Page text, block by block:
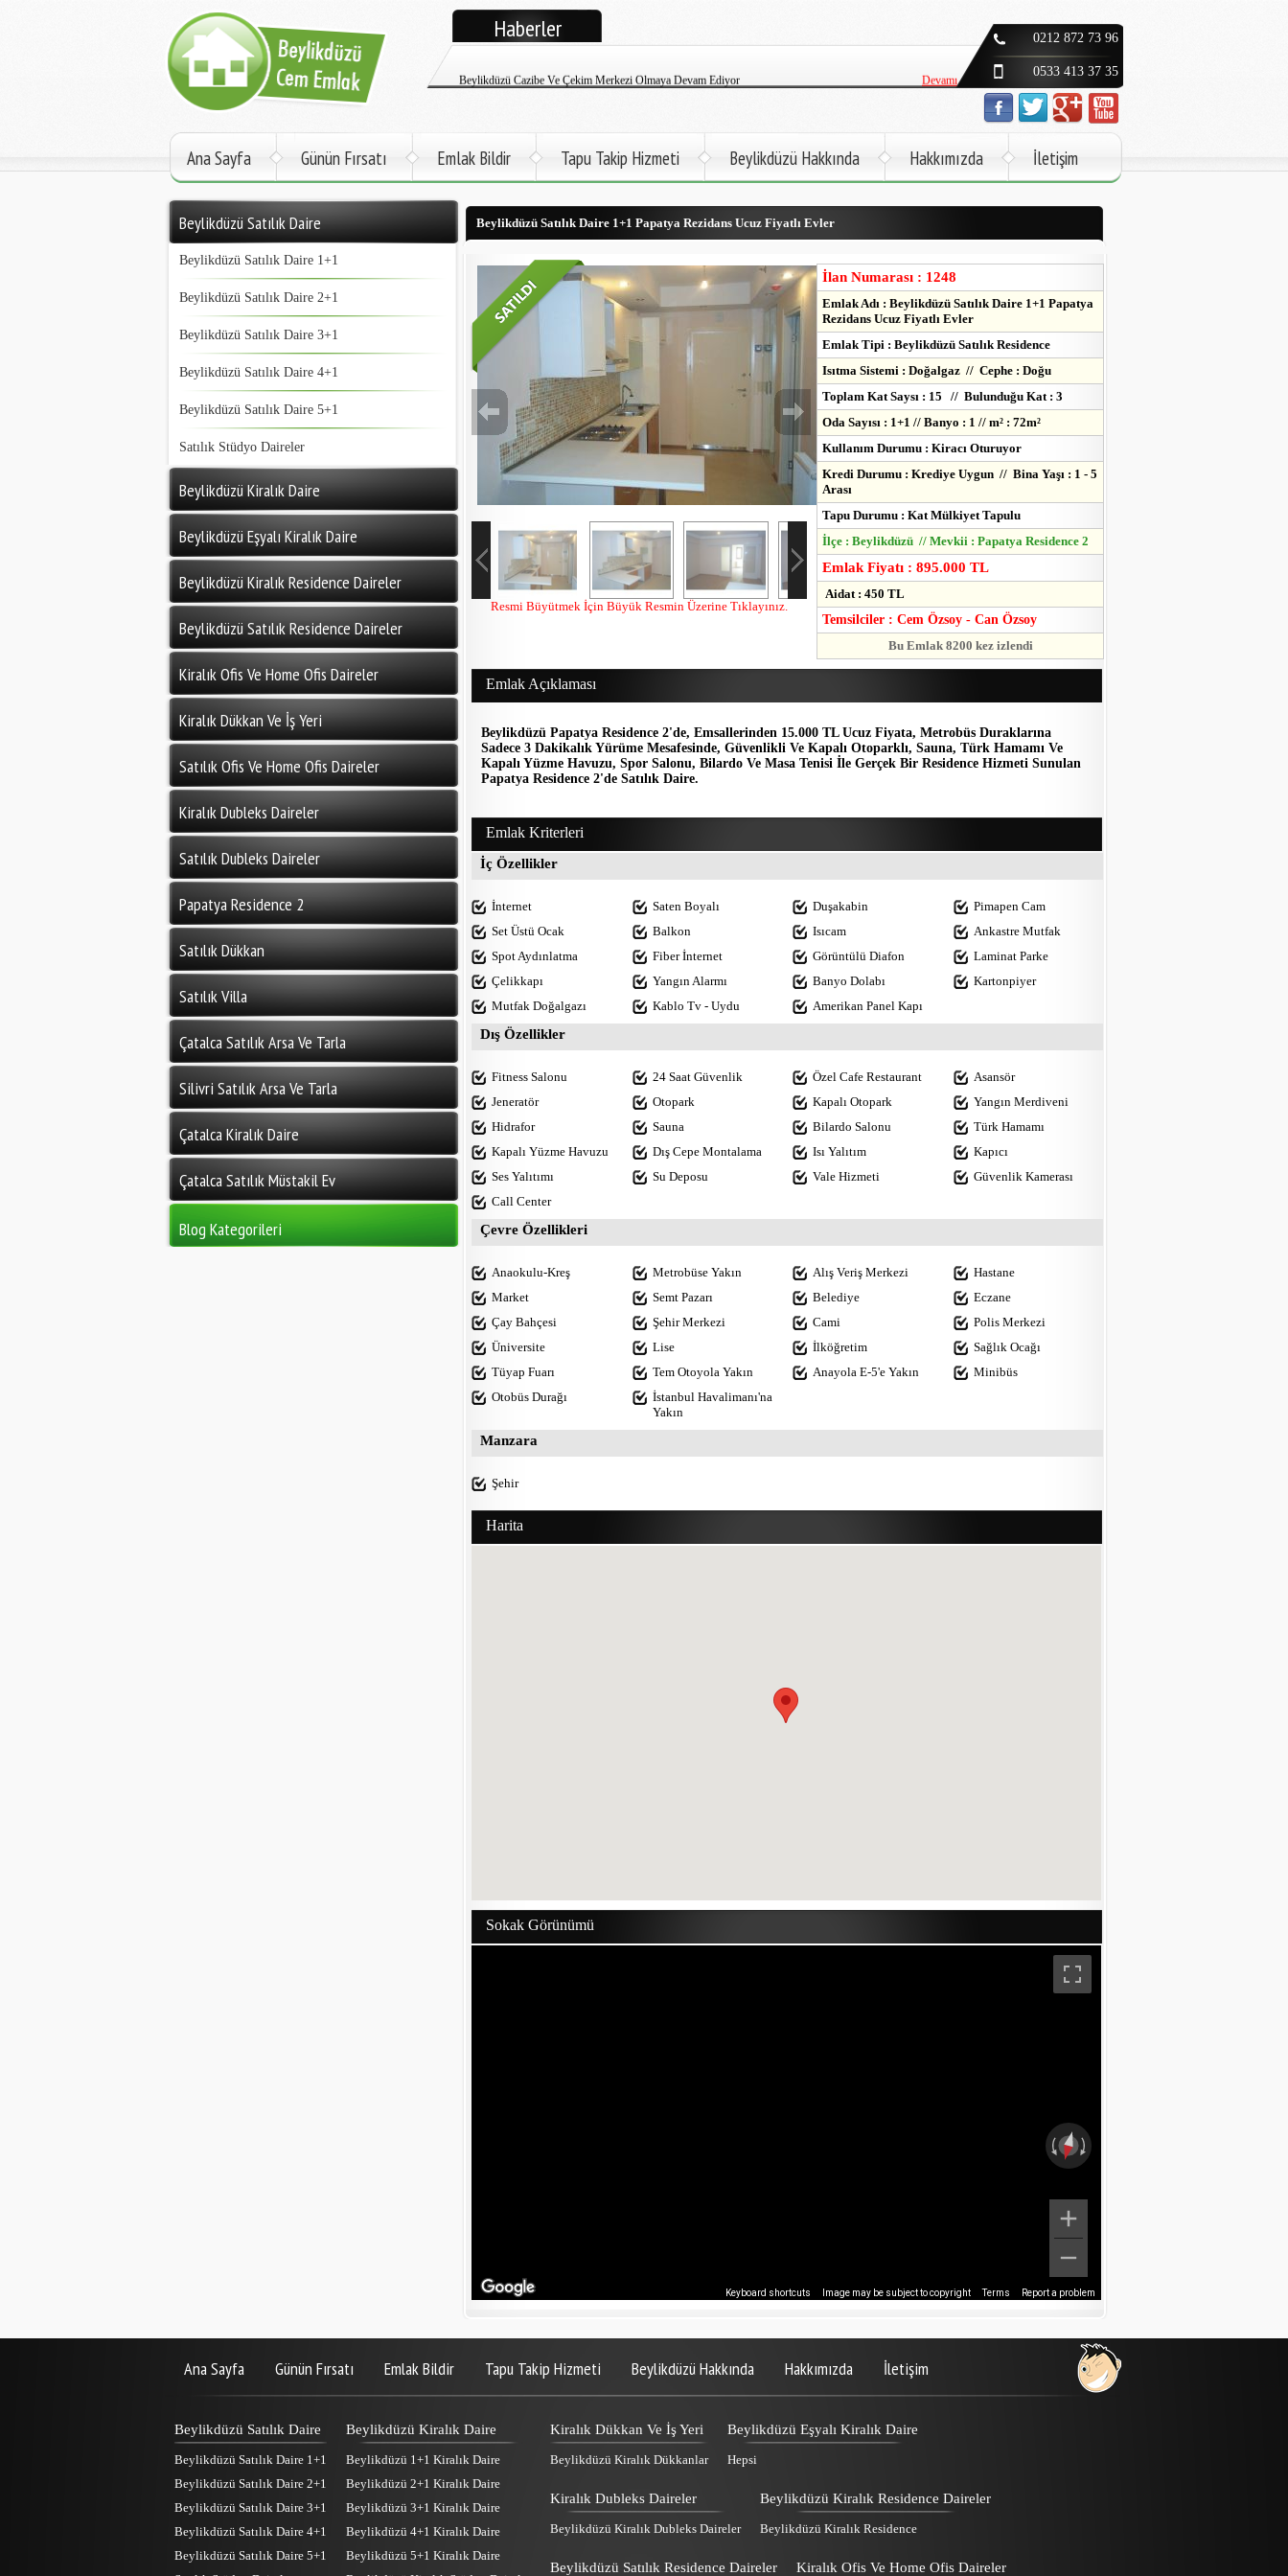
Haberler
Beylikdüzü Cem Emlak Tüm İlanlarıyla Google+ Yayınına Başladı
Beylikdüzü Atatürk Öğretmen Evi Faaliyete Başladı Devamı
Kadir Topbaş Açıkladı. 2017'de Metro Beylikdüzü'nde
Beylikdüzü Büyükşehir'de Kapalı Yüzme Havuzu Çok Yakında Hizmette Devamı
0212 872 73 96
0533 413 37 35
Ana Sayfa Günün Fırsatı Emlak Bildir Tapu Takip Hizmeti Beylikdüzü Hakkında Hakkımızda İletişim
Beylikdüzü Satılık Daire
Beylikdüzü Satılık Daire 1+1
Beylikdüzü Satılık Daire 2+1
Beylikdüzü Satılık Daire 3+1
Beylikdüzü Satılık Daire 4+1
Beylikdüzü Satılık Daire 5+1
Satılık Stüdyo Daireler
Beylikdüzü Kiralık Daire
Beylikdüzü Eşyalı Kiralık Daire
Beylikdüzü Kiralık Residence Daireler
Beylikdüzü Satılık Residence Daireler
Kiralık Ofis Ve Home Ofis Daireler
Kiralık Dükkan Ve İş Yeri
Satılık Ofis Ve Home Ofis Daireler
Kiralık Dubleks Daireler
Satılık Dubleks Daireler
Papatya Residence 2
Satılık Dükkan
Satılık Villa
Çatalca Satılık Arsa Ve Tarla
Silivri Satılık Arsa Ve Tarla
Çatalca Kiralık Daire
Çatalca Satılık Müstakil Ev
Blog Kategorileri
Beylikdüzü Satılık Daire 1+1 Papatya Rezidans Ucuz Fiyatlı Evler
Resmi Büyütmek İçin Büyük Resmin Üzerine Tıklayınız.
İlan Numarası : 1248
Emlak Adı : Beylikdüzü Satılık Daire 1+1 Papatya
Rezidans Ucuz Fiyatlı Evler
Emlak Tipi : Beylikdüzü Satılık Residence
Isıtma Sistemi : Doğalgaz // Cephe : Doğu
Toplam Kat Saysı : 15 // Bulunduğu Kat : 3
Oda Sayısı : 1+1 // Banyo : 1 // m² : 72m²
Kullanım Durumu : Kiracı Oturuyor
Kredi Durumu : Krediye Uygun // Bina Yaşı : 1 - 5
Arası
Tapu Durumu : Kat Mülkiyet Tapulu
İlçe : Beylikdüzü // Mevkii : Papatya Residence 2
Emlak Fiyatı : 895.000 TL
Aidat : 450 TL
Temsilciler : Cem Özsoy - Can Özsoy
Bu Emlak 8200 kez izlendi
Emlak Açıklaması
Beylikdüzü Papatya Residence 2'de, Emsallerinden 15.000 TL Ucuz Fiyata, Metrobüs Duraklarına
Sadece 3 Dakikalık Yürüme Mesafesinde, Güvenlikli Ve Kapalı Otoparklı, Sauna, Türk Hamamı Ve
Kapalı Yüzme Havuzu, Spor Salonu, Bilardo Ve Masa Tenisi İle Gerçek Bir Residence Hizmeti Sunulan
Papatya Residence 2'de Satılık Daire.
Emlak Kriterleri
İç Özellikler
İnternet Saten Boyalı Duşakabin
Pimapen Cam
Set Üstü Ocak
Balkon Isıcam
Ankastre Mutfak
Spot Aydınlatma
Fiber İnternet Görüntülü Diafon
Laminat Parke
Çelikkapı
Yangın Alarmı Banyo Dolabı
Kartonpiyer
Mutfak Doğalgazı
Kablo Tv - Uydu Amerikan Panel Kapı
Dış Özellikler
Fitness Salonu 24 Saat Güvenlik Özel Cafe Restaurant
Asansör
Jeneratör
Otopark Kapalı Otopark
Yangın Merdiveni
Hidrafor
Sauna Bilardo Salonu
Türk Hamamı
Kapalı Yüzme Havuzu
Dış Cepe Montalama Isı Yalıtım
Kapıcı
Ses Yalıtımı
Su Deposu Vale Hizmeti
Güvenlik Kamerası
Call Center
Çevre Özellikleri
Anaokulu-Kreş Metrobüse Yakın Alış Veriş Merkezi
Hastane
Market
Semt Pazarı Belediye
Eczane
Çay Bahçesi
Şehir Merkezi Cami
Polis Merkezi
Üniversite
Lise İlköğretim
Sağlık Ocağı
Tüyap Fuarı
Tem Otoyola Yakın Anayola E-5'e Yakın
Minibüs
Otobüs Durağı
İstanbul Havalimanı'na
Yakın
Manzara
Şehir
Harita
Sokak Görünümü
Keyboard shortcuts Image may be subject to copyright Terms Report a problem
Ana Sayfa Günün Fırsatı Emlak Bildir Tapu Takip Hizmeti Beylikdüzü Hakkında Hakkımızda İletişim
Beylikdüzü Satılık Daire
Beylikdüzü Satılık Daire 1+1
Beylikdüzü Satılık Daire 2+1
Beylikdüzü Satılık Daire 3+1
Beylikdüzü Satılık Daire 4+1
Beylikdüzü Satılık Daire 5+1
Beylikdüzü Kiralık Daire
Beylikdüzü 1+1 Kiralık Daire
Beylikdüzü 2+1 Kiralık Daire
Beylikdüzü 3+1 Kiralık Daire
Beylikdüzü 4+1 Kiralık Daire
Beylikdüzü 5+1 Kiralık Daire
Kiralık Dükkan Ve İş Yeri
Beylikdüzü Kiralık Dükkanlar
Beylikdüzü Eşyalı Kiralık Daire
Hepsi
Kiralık Dubleks Daireler
Beylikdüzü Kiralık Dubleks Daireler
Beylikdüzü Kiralık Residence Daireler
Beylikdüzü Kiralık Residence
Beylikdüzü Satılık Residence Daireler Kiralık Ofis Ve Home Ofis Daireler